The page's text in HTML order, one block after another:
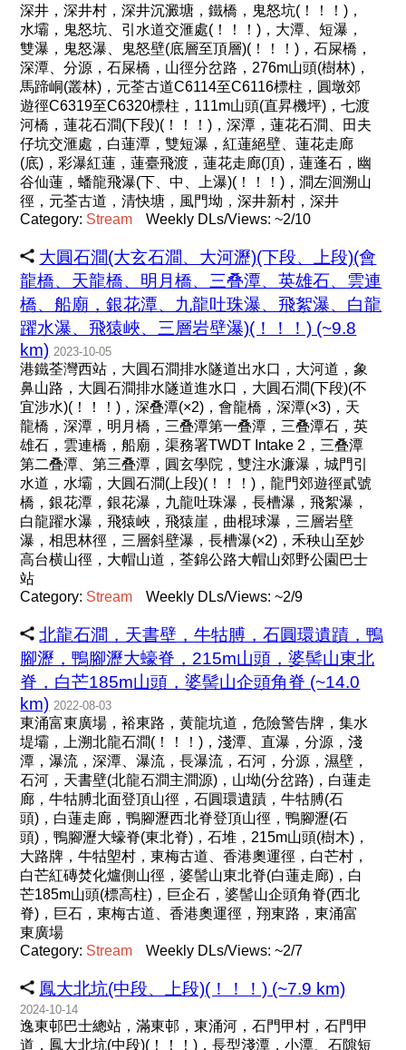
深井，深井村，深井沉澱塘，鐵橋，鬼怒坑(！！！)，
水壩，鬼怒坑、引水道交滙處(！！！)，大潭、短瀑，
雙瀑，鬼怒瀑、鬼怒壁(底層至頂層)(！！！)，石屎橋，
深潭、分源，石屎橋，山徑分岔路，276m山頭(樹林)，
馬蹄峒(叢林)，元荃古道C6114至C6116標柱，圓墩郊
遊徑C6319至C6320標柱，111m山頭(直昇機坪)，七渡
河橋，蓮花石澗(下段)(！！！)，深潭，蓮花石澗、田夫
仔坑交滙處，白蓮潭，雙短瀑，紅蓮絕壁、蓮花走廊
(底)，彩瀑紅蓮，蓮臺飛渡，蓮花走廊(頂)，蓮蓬石，幽
谷仙蓮，蟠龍飛瀑(下、中、上瀑)(！！！)，澗左洄溯山
徑，元荃古道，清快塘，風門坳，深井新村，深井
Category: Stream Weekly DLs/Views: ~2/10
大圓石澗(大玄石澗、大河瀝)(下段、上段)(會
龍橋、天龍橋、明月橋、三叠潭、英雄石、雲連
橋、船廟，銀花潭、九龍吐珠瀑、飛絮瀑、白龍
躍水瀑、飛猿峽、三層岩壁瀑)(！！！) (~9.8
km) 2023-10-05
港鐵荃灣西站，大圓石澗排水隧道出水口，大河道，象
鼻山路，大圓石澗排水隧道進水口，大圓石澗(下段)(不
宜涉水)(！！！)，深叠潭(×2)，會龍橋，深潭(×3)，天
龍橋，深潭，明月橋，三叠潭第一叠潭，三叠潭石，英
雄石，雲連橋，船廟，渠務署TWDT Intake 2，三叠潭
第二叠潭、第三叠潭，圓玄學院，雙注水濂瀑，城門引
水道，水壩，大圓石澗(上段)(！！！)，龍門郊遊徑貳號
橋，銀花潭，銀花瀑，九龍吐珠瀑，長槽瀑，飛絮瀑，
白龍躍水瀑，飛猿峽，飛猿崖，曲棍球瀑，三層岩壁
瀑，相思林徑，三層斜壁瀑，長槽瀑(×2)，禾秧山至妙
高台横山徑，大帽山道，荃錦公路大帽山郊野公園巴士
站
Category: Stream Weekly DLs/Views: ~2/9
北龍石澗，天書壁，牛牯膊，石圓環遺蹟，鴨
腳瀝，鴨腳瀝大蠔脊，215m山頭，婆髻山東北
脊，白芒185m山頭，婆髻山企頭角脊 (~14.0
km) 2022-08-03
東涌富東廣場，裕東路，黄龍坑道，危險警告牌，集水
堤壩，上溯北龍石澗(！！！)，淺潭、直瀑，分源，淺
潭，瀑流，深潭、瀑流，長瀑流，石河，分源，濕壁，
石河，天書壁(北龍石澗主澗源)，山坳(分岔路)，白蓮走
廊，牛牯膊北面登頂山徑，石圓環遺蹟，牛牯膊(石
頭)，白蓮走廊，鴨腳瀝西北脊登頂山徑，鴨腳瀝(石
頭)，鴨腳瀝大蠔脊(東北脊)，石堆，215m山頭(樹木)，
大路牌，牛牯塱村，東梅古道、香港奧運徑，白芒村，
白芒紅磚焚化爐側山徑，婆髻山東北脊(白蓮走廊)，白
芒185m山頭(標高柱)，巨企石，婆髻山企頭角脊(西北
脊)，巨石，東梅古道、香港奧運徑，翔東路，東涌富
東廣場
Category: Stream Weekly DLs/Views: ~2/7
鳳大北坑(中段、上段)(！！！) (~7.9 km)
2024-10-14
逸東邨巴士總站，滿東邨，東涌河，石門甲村，石門甲
道，鳳大北坑(中段)(！！！)，長型淺潭，小潭、石隙短